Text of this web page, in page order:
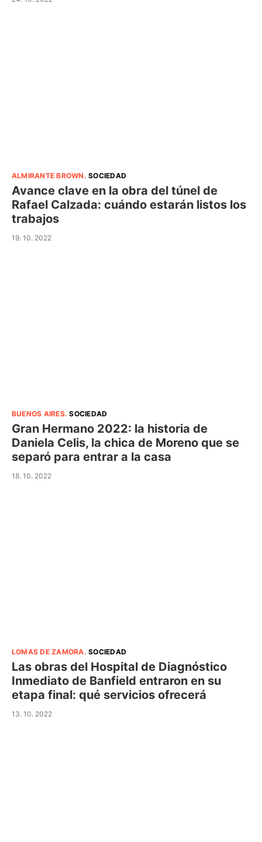
ALMIRANTE BROWN .SOCIEDAD
Avance clave en la obra del túnel de
Rafael Calzada: cuándo estarán listos los
trabajos
19. 10. 2022
BUENOS AIRES.SOCIEDAD
Gran Hermano 2022: la historia de
Daniela Celis, la chica de Moreno que se
separó para entrar a la casa
18. 10. 2022
LOMAS DE ZAMORA.SOCIEDAD
Las obras del Hospital de Diagnóstico
Inmediato de Banfield entraron en su
etapa final: qué servicios ofrecerá
13. 10. 2022